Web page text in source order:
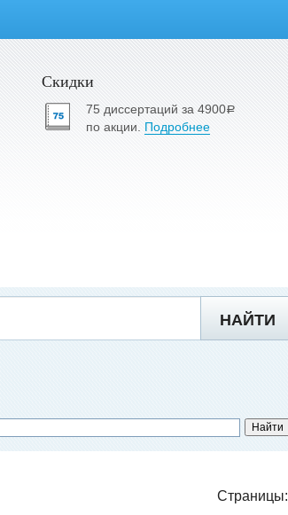
Скидки
75 диссертаций за 4900a
по акции. Подробнее
НАЙТИ
Страницы: